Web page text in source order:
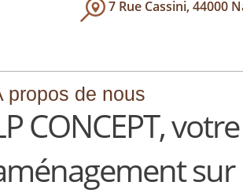
7 Rue Cassini, 44000
propos de nous
CONCEPT,